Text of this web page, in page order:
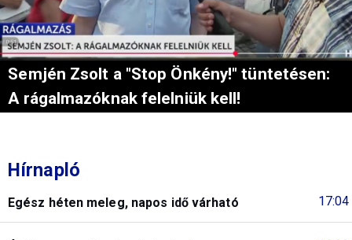
Semjén Zsolt a "Stop Önkény!" tüntetésen:
A rágalmazóknak felelniük kell!
Hírnapló
17:04
Egész héten meleg, napos idő várható